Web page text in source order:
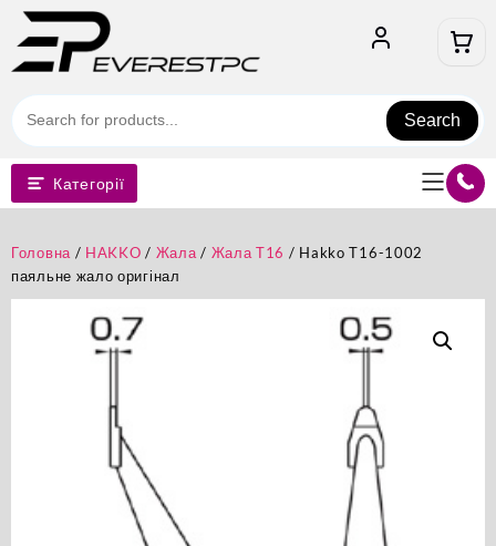
Перейти
Search
Категорії
Головна / HAKKO / Жала / Жала T16 / Hakko T16-1002
паяльне жало оригінал